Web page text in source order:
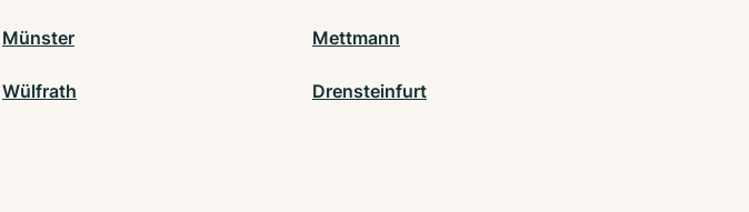
Münster Mettmann
Wülfrath Drensteinfurt